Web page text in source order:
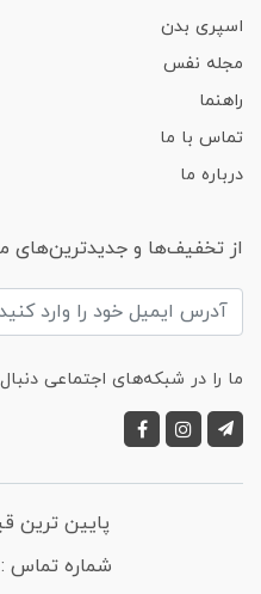
اسپری بدن
مجله نفس
راهنما
تماس با ما
درباره ما
از تخفیف‌ها و جدیدترین‌های
ما را در شبکه‌های اجتماعی
پایین ترین
شماره تماس :